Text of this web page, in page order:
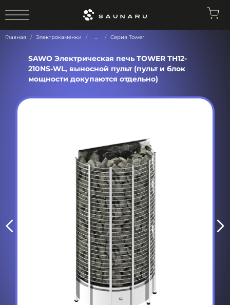
Главная Электрокаменки ... Серия Tower
SAWO Электрическая печь TOWER TH12-
210NS-WL, выносной пульт (пульт и блок
мощности докупаются отдельно)